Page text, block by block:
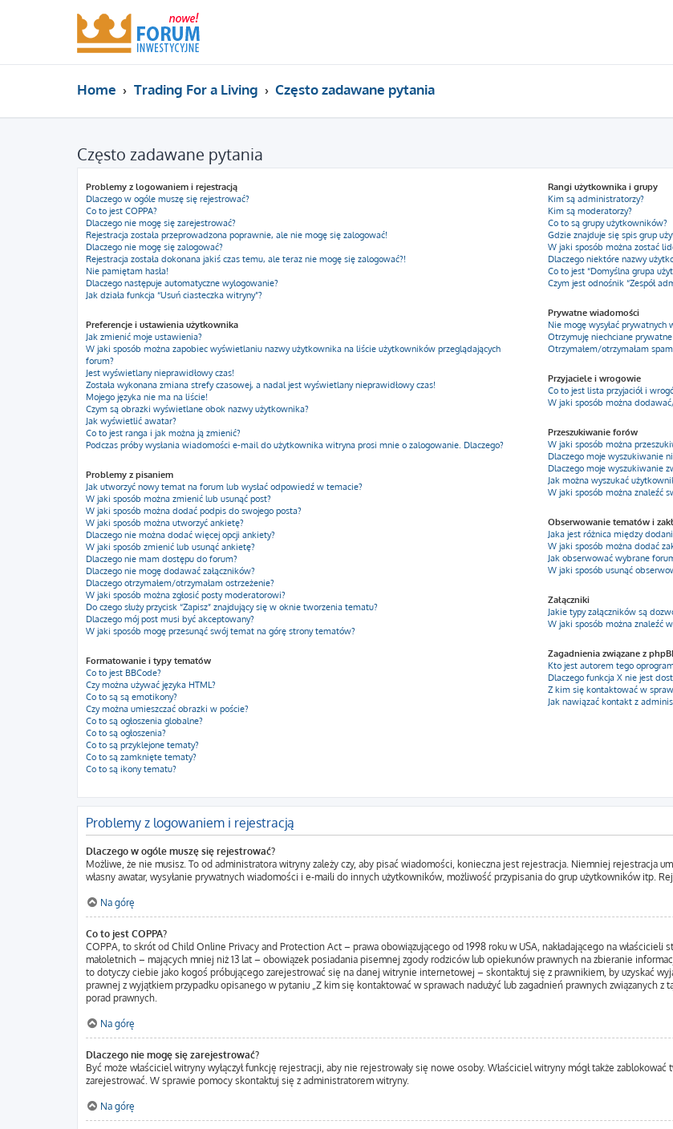
Home Trading For a Living Często zadawane pytania
Często zadawane pytania
Problemy z logowaniem i rejestracją
Dlaczego w ogóle muszę się rejestrować?
Co to jest COPPA?
Dlaczego nie mogę się zarejestrować?
Rejestracja została przeprowadzona poprawnie, ale nie mogę się zalogować!
Dlaczego nie mogę się zalogować?
Rejestracja została dokonana jakiś czas temu, ale teraz nie mogę się zalogować?!
Nie pamiętam hasła!
Dlaczego następuje automatyczne wylogowanie?
Jak działa funkcja “Usuń ciasteczka witryny”?
Preferencje i ustawienia użytkownika
Jak zmienić moje ustawienia?
W jaki sposób można zapobiec wyświetlaniu nazwy użytkownika na liście użytkowników przeglądających
forum?
Jest wyświetlany nieprawidłowy czas!
Została wykonana zmiana strefy czasowej, a nadal jest wyświetlany nieprawidłowy czas!
Mojego języka nie ma na liście!
Czym są obrazki wyświetlane obok nazwy użytkownika?
Jak wyświetlić awatar?
Co to jest ranga i jak można ją zmienić?
Podczas próby wysłania wiadomości e-mail do użytkownika witryna prosi mnie o zalogowanie. Dlaczego?
Problemy z pisaniem
Jak utworzyć nowy temat na forum lub wysłać odpowiedź w temacie?
W jaki sposób można zmienić lub usunąć post?
W jaki sposób można dodać podpis do swojego posta?
W jaki sposób można utworzyć ankietę?
Dlaczego nie można dodać więcej opcji ankiety?
W jaki sposób zmienić lub usunąć ankietę?
Dlaczego nie mam dostępu do forum?
Dlaczego nie mogę dodawać załączników?
Dlaczego otrzymałem/otrzymałam ostrzeżenie?
W jaki sposób można zgłosić posty moderatorowi?
Do czego służy przycisk “Zapisz” znajdujący się w oknie tworzenia tematu?
Dlaczego mój post musi być akceptowany?
W jaki sposób mogę przesunąć swój temat na górę strony tematów?
Formatowanie i typy tematów
Co to jest BBCode?
Czy można używać języka HTML?
Co to są są emotikony?
Czy można umieszczać obrazki w poście?
Co to są ogłoszenia globalne?
Co to są ogłoszenia?
Co to są przyklejone tematy?
Co to są zamknięte tematy?
Co to są ikony tematu?
Rangi użytkownika i grupy
Kim są administratorzy?
Kim są moderatorzy?
Co to są grupy użytkowników?
Gdzie znajduje się spis grup
W jaki sposób można zostać
Dlaczego niektóre nazwy
Co to jest “Domyślna grupa
Czym jest odnośnik “Zespół
Prywatne wiadomości
Nie mogę wysyłać prywatnych
Otrzymuję niechciane
Otrzymałem/otrzymałam
Przyjaciele i wrogowie
Co to jest lista przyjaciół i
W jaki sposób można
Przeszukiwanie forów
W jaki sposób można
Dlaczego moje wyszukiwanie
Dlaczego moje wyszukiwanie
Jak można wyszukać
W jaki sposób można znaleźć
Obserwowanie tematów i
Jaka jest różnica między
W jaki sposób można dodać
Jak obserwować wybrane
W jaki sposób usunąć
Załączniki
Jakie typy załączników są
W jaki sposób można znaleźć
Zagadnienia związane z
Kto jest autorem tego
Dlaczego funkcja X nie jest
Z kim się kontaktować w
Jak nawiązać kontakt z
Problemy z logowaniem i rejestracją
Dlaczego w ogóle muszę się rejestrować?
Możliwe, że nie musisz. To od administratora witryny zależy czy, aby pisać wiadomości, konieczna jest rejestracja. Niemniej rejestracja
własny awatar, wysyłanie prywatnych wiadomości i e-maili do innych użytkowników, możliwość przypisania do grup użytkowników itp.
Na górę
Co to jest COPPA?
COPPA, to skrót od Child Online Privacy and Protection Act – prawa obowiązującego od 1998 roku w USA, nakładającego na
małoletnich – mających mniej niż 13 lat – obowiązek posiadania pisemnej zgody rodziców lub opiekunów prawnych na zbieranie
to dotyczy ciebie jako kogoś próbującego zarejestrować się na danej witrynie internetowej – skontaktuj się z prawnikiem, by uzyskać
prawnej z wyjątkiem przypadku opisanego w pytaniu „Z kim się kontaktować w sprawach nadużyć lub zagadnień prawnych związanych
porad prawnych.
Na górę
Dlaczego nie mogę się zarejestrować?
Być może właściciel witryny wyłączył funkcję rejestracji, aby nie rejestrowały się nowe osoby. Właściciel witryny mógł także
zarejestrować. W sprawie pomocy skontaktuj się z administratorem witryny.
Na górę